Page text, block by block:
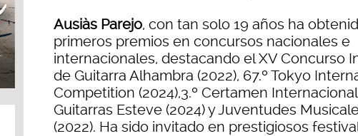
Ausiàs Parejo, con tan solo 19 años ha
primeros premios en concursos nacionales e
internacionales, destacando el XV Concurso
de Guitarra Alhambra (2022), 67.º Tokyo
Competition (2024),3.º Certamen
Guitarras Esteve (2024) y Juventudes
(2022). Ha sido invitado en prestigiosos